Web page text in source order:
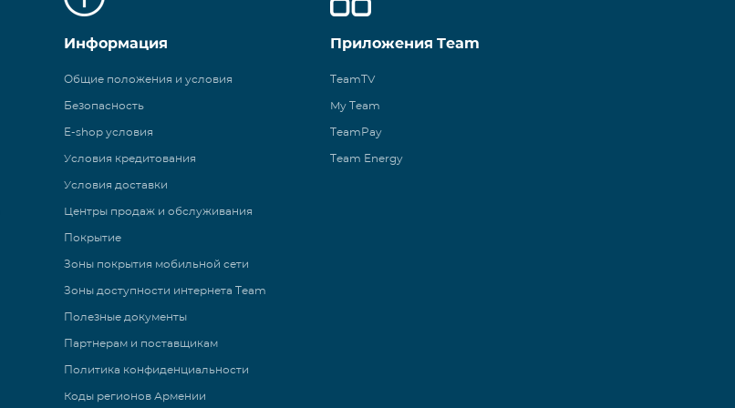
Информация
Общие положения и условия
Безопасность
E-shop условия
Условия кредитования
Условия доставки
Центры продаж и обслуживания
Покрытие
Зоны покрытия мобильной сети
Зоны доступности интернета Team
Полезные документы
Партнерам и поставщикам
Политика конфиденциальности
Коды регионов Армении
Приложения Team
TeamTV
My Team
TeamPay
Team Energy